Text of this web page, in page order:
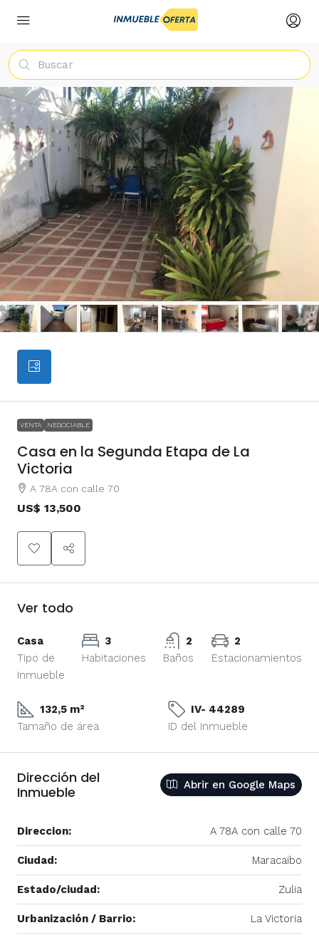
VENTA NEGOCIABLE
Casa en la Segunda Etapa de La
Victoria
A 78A con calle 70
US$ 13,500
Ver todo
Casa
Tipo de
Inmueble
3
Habitaciones
2
Baños
2
Estacionamientos
132,5 m²
Tamaño de área
IV- 44289
ID del Inmueble
Dirección del
Inmueble
Abrir en Google Maps
Direccion: A 78A con calle 70
Ciudad: Maracaibo
Estado/ciudad: Zulia
Urbanización / Barrio: La Victoria